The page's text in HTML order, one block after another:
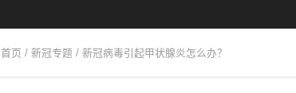
首页 /新冠专题 / 新冠病毒引起甲状腺炎怎么办？